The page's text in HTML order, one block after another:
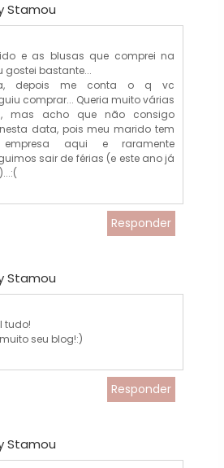
Stamou
e as blusas que comprei na
gostei bastante...
depois me conta o q vc
comprar... Queria muito várias
mas acho que não consigo
data, pois meu marido tem
aqui e raramente
sair de férias (e este ano já
Responder
Stamou
tudo!
seu blog!:)
Responder
Stamou